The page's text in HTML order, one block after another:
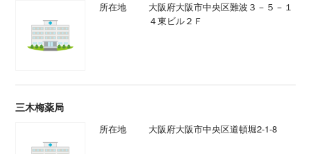
所在地
大阪府大阪市中央区難波３－５－１
４東ビル２Ｆ
三木梅薬局
所在地 大阪府大阪市中央区道頓堀2-1-8